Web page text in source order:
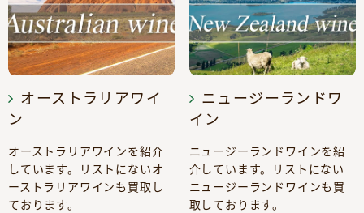
オーストラリアワイ
ン
オーストラリアワインを紹介
しています。リストにないオ
ーストラリアワインも買取し
ております。
ニュージーランドワ
イン
ニュージーランドワインを紹
介しています。リストにない
ニュージーランドワインも買
取しております。